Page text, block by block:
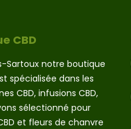
CBD
Sartoux notre boutique
spécialisée dans les
CBD, infusions CBD,
sélectionné pour
et fleurs de chanvre